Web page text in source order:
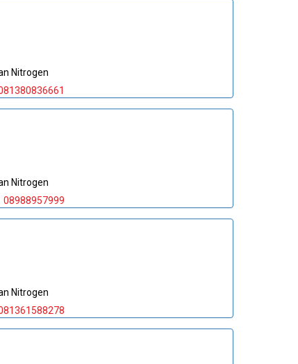
Nitrogen
Nitrogen
08988957999
Nitrogen